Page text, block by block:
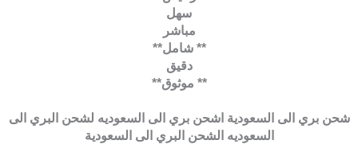
سهل
مباشر
** شامل**
دقيق
** موثوق**
شحن بري الى السعودية اشحن بري الى السعوديه لشحن البري الى
السعوديه الشحن البري الى السعودية